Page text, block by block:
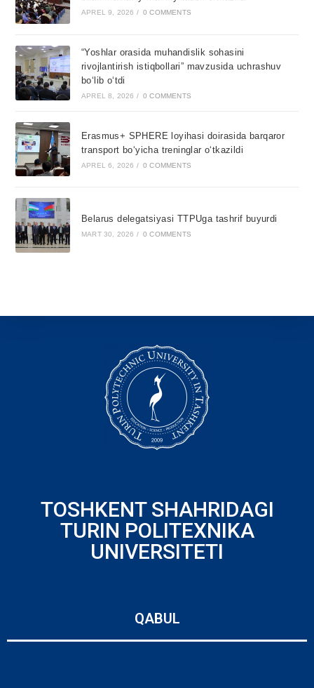
APREL 9, 2026 / 0 COMMENTS
“Yoshlar orasida muhandislik sohasini
rivojlantirish istiqbollari” mavzusida uchrashuv
bo‘lib o‘tdi
APREL 8, 2026 / 0 COMMENTS
Erasmus+ SPHERE loyihasi doirasida barqaror
transport bo‘yicha treninglar o‘tkazildi
APREL 6, 2026 / 0 COMMENTS
Belarus delegatsiyasi TTPUga tashrif buyurdi
MART 30, 2026 / 0 COMMENTS
TOSHKENT SHAHRIDAGI
TURIN POLITEXNIKA
UNIVERSITETI
QABUL